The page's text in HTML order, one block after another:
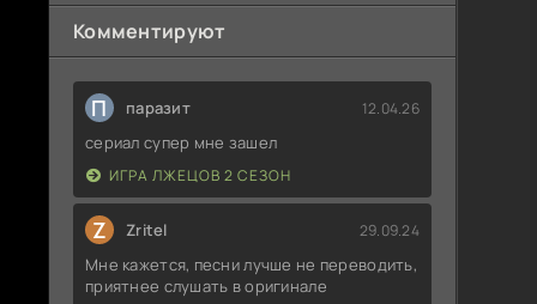
Комментируют
П паразит 12.04.26
сериал супер мне зашел
ИГРА ЛЖЕЦОВ 2 СЕЗОН
Z Zritel 29.09.24
Мне кажется, песни лучше не переводить,
приятнее слушать в оригинале